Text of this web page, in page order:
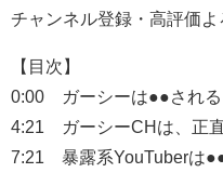
チャンネル登録・高評価よ
【目次】
0:00 ガーシーは●●される
4:21 ガーシーCHは、正
7:21 暴露系YouTuberは